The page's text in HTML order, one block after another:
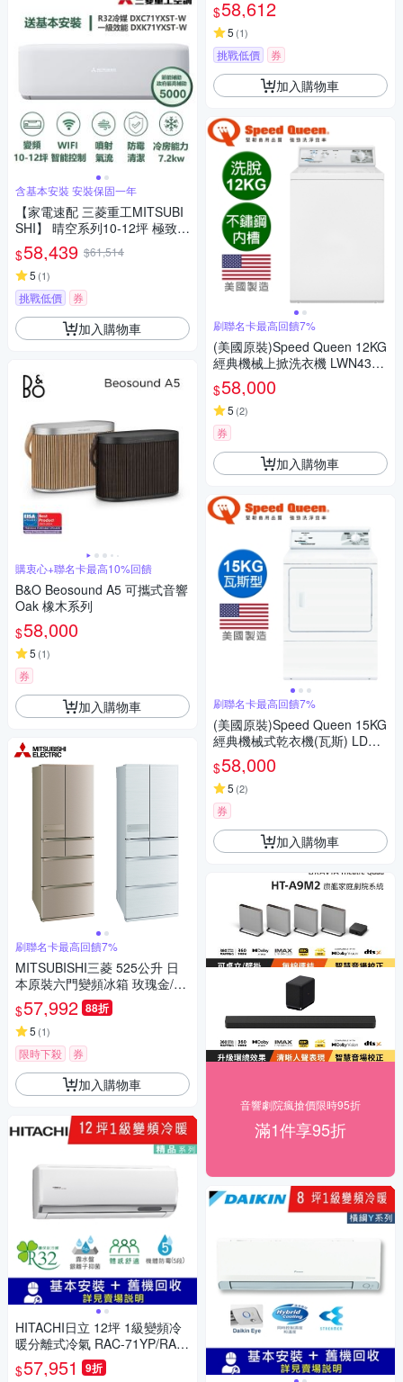
含基本安裝 安裝保固一年
【家電速配 三菱重工MITSUBI
SHI】 晴空系列10-12坪 極致靜
音噴射氣流變頻冷專冷氣(DXC7
1YXST-W/DXK71YXST-W)
$58,439 $61,514
5 (1)
挑戰低價 券
加入購物車
購衷心+聯名卡最高10%回饋
B&O Beosound A5 可攜式音響
Oak 橡木系列
$58,000
5 (1)
券
加入購物車
刷聯名卡最高回饋7%
MITSUBISHI三菱 525公升 日
本原裝六門變頻冰箱 玫瑰金/絹
絲白 MR-JX53C
$57,992 88折
5 (1)
限時下殺 券
加入購物車
HITACHI日立 12坪 1級變頻冷
暖分離式冷氣 RAC-71YP/RAS-
71YSP1 精品R32冷媒
$57,951 9折
$58,612
5 (1)
挑戰低價 券
加入購物車
刷聯名卡最高回饋7%
(美國原裝)Speed Queen 12KG
經典機械上掀洗衣機 LWN432S
$58,000
5 (2)
券
加入購物車
刷聯名卡最高回饋7%
(美國原裝)Speed Queen 15KG
經典機械式乾衣機(瓦斯) LDG3
0RGS
$58,000
5 (2)
券
加入購物車
音響劇院瘋搶價限時95折
滿1件享95折